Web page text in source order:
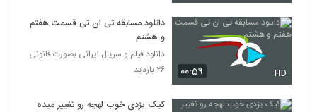
۰۰:۵۹ HD
دانلود مسابقه تی ان تی قسمت هفتم
و هشتم
دانلود فیلم و سریال ایرانی بصورت قانونی
۲۶ بازدید
کیک یزدی خوب لهجه رو تغییر میده